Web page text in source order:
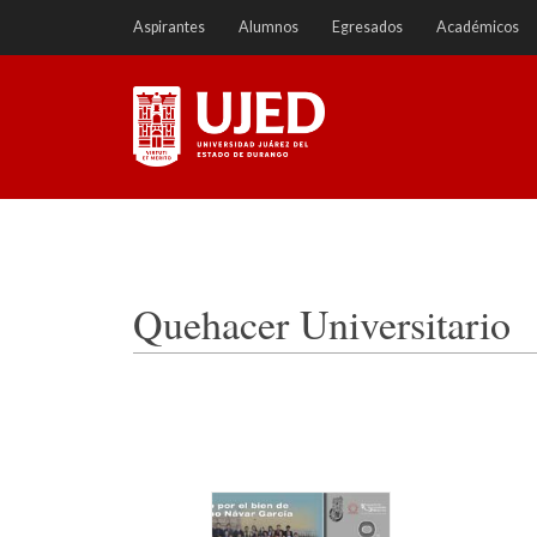
a
Aspirantes Alumnos Egresados Académicos
Quehacer Universitario